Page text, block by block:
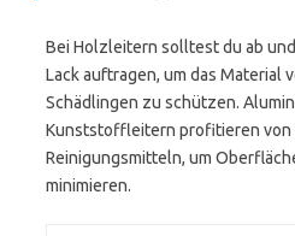
Bei Holzleitern solltest du ab
Lack auftragen, um das Material
Schädlingen zu schützen.
Kunststoffleitern profitieren von
Reinigungsmitteln, um
minimieren.